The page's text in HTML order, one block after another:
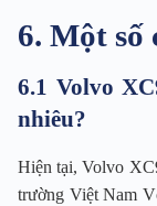
6. Một số
6.1 Volvo
nhiêu?
Hiện tại, Volvo
trường Việt Nam